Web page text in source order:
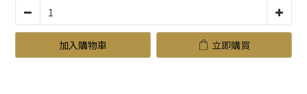
加入購物車 立即購買